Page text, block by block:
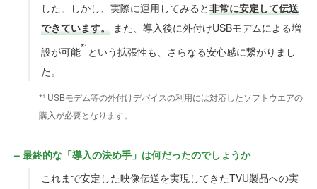
した。しかし、実際に運用してみると非常に安定して伝送
できています。
また、導入後に外付けUSBモデムによる増
設が可能*¹ という拡張性も、さらなる安心感に繋がりまし
た。
*¹ USBモデム等の外付けデバイスの利用には対応したソフトウエアの
購入が必要となります。
– 最終的な「導入の決め手」は何だったのでしょうか
これまで安定した映像伝送を実現してきたTVU製品への実